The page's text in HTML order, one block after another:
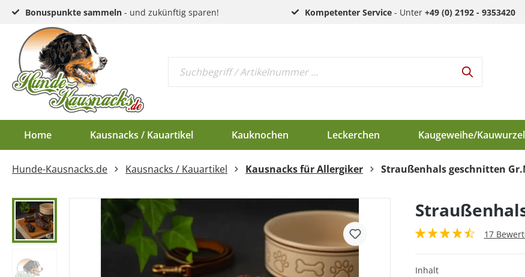
Bonuspunkte sammeln - und zukünftig sparen! Kompetenter Service- Unter +49 (0) 2192 - 9353420
Home Kausnacks / Kauartikel Kauknochen Leckerchen Kaugeweihe/
Schlund & Dörrfleisch
Kopfhaut & Haut
Sehnen
Ziemer
Ohren
Kauknochen EU-Ware
Kauknochen Standard
Endloswürstchen
Mini-Würstchen
Kaugeweihe Half
Dam-Schäufle
Hirschgeweih-Rosetten
Hunde-Kausnacks.de Kausnacks / Kauartikel Kausnacks für Allergiker Straußenhals geschnitten
17
Inhalt